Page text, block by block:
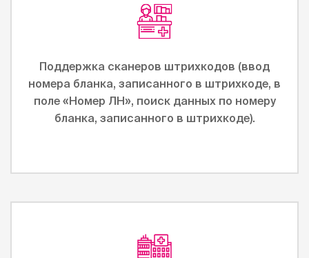
Поддержка сканеров штрихкодов (ввод
номера бланка, записанного в штрихкоде, в
поле «Номер ЛН», поиск данных по номеру
бланка, записанного в штрихкоде).